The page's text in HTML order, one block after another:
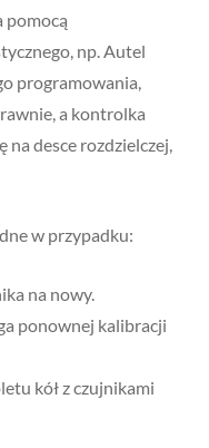
pomocą
np. Autel
programowania,
a kontrolka
desce rozdzielczej,
w przypadku:
na nowy.
ponownej kalibracji
kół z czujnikami